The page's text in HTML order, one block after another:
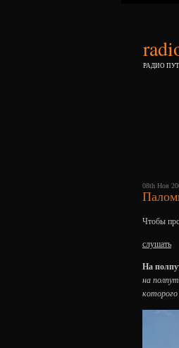
РАДИО
08th Ноя
Чтобы
слушать
На
на